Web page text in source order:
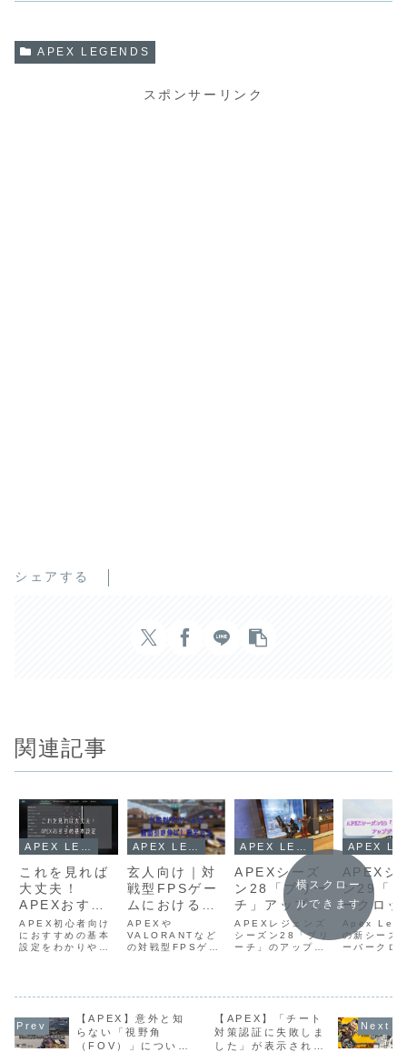
APEX LEGENDS
スポンサーリンク
シェアする
関連記事
これを見れば
大丈夫！
APEXおすす
め基本設定
【シーズン29
対応】
APEX初心者向け
におすすめの基本
設定をわかりやす
ガイドで迷わず最
適化できます。
玄人向け｜対
戦型FPSゲー
ムにおける解
像度変更方法
（引き伸ばし
設定方法）
APEXや
VALORANTなど
の対戦型FPSゲー
変更や、NVIDIA
コントロールパネ
ルでのカスタム解
APEXシーズ
ン28「ブリー
チ」アップデ
ート概要
APEXレジェンズ
シーズン28「ブリ
ーチ」のアップデ
など、環境変化の
ポイントを簡潔に
まとめています。
APEXシ
ン29「
ークロッ
アップデ
概要
Apex
の新シーズ
ーバークロ
支援する新
目白押しで
レジェンド
横スクロー
ルできます
【APEX】意外と知
らない「視野角
（FOV）」について
【APEX】「チート
対策認証に失敗しま
した」が表示されて